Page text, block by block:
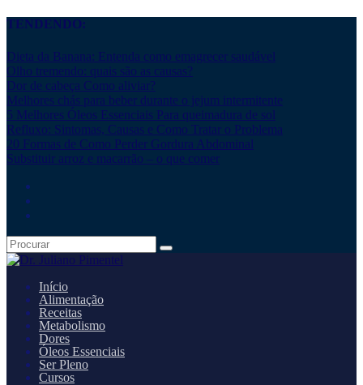
TENDENDO:
Dieta da Banana: Entenda como emagrecer saudável
Olho tremendo: quais são as causas?
Dor de cabeça Como aliviar?
Melhores chás para beber durante o jejum intermitente
5 Melhores Óleos Essenciais Para queimadura de sol
Refluxo: Sintomas, Causas e Como Tratar o Problema
20 Formas de Como Perder Gordura Abdominal
Substituir arroz e macarrão – o que comer
Início
Alimentação
Receitas
Metabolismo
Dores
Óleos Essenciais
Ser Pleno
Cursos